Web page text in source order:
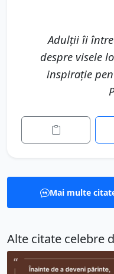
Adulții îi
despre visele
inspirație
Mai multe
Alte citate celebre